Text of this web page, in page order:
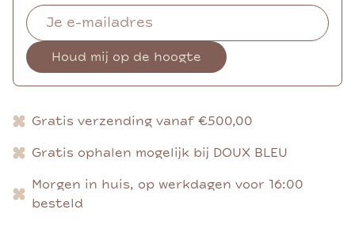
Houd mij op de hoogte
Gratis verzending vanaf €500,00
Gratis ophalen mogelijk bij DOUX BLEU
Morgen in huis, op werkdagen voor 16:00
besteld